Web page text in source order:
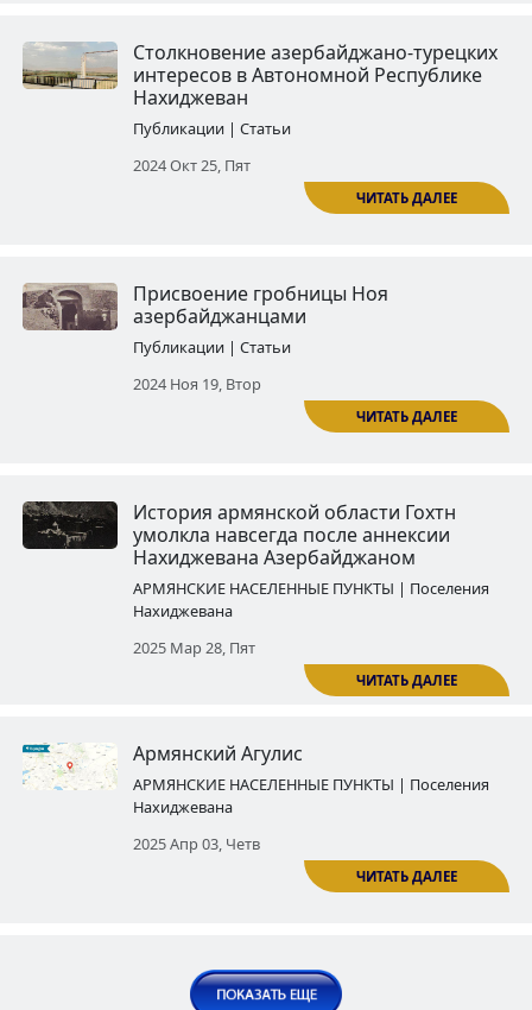
Проникнутое агрессией и
Публикации | Статьи
2024 Июль 01, Пон
Армяно-татарские
Нахиджеване в 1905 г.
Публикации | Статьи
2024 Авг 05, Пон